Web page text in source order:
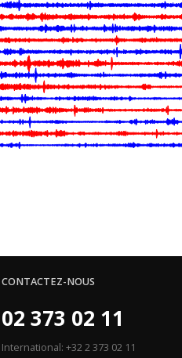
CONTACTEZ-NOUS
02 373 02 11
International: +32 2 373 02 11